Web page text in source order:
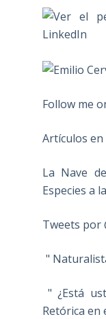
Follow me
Artículos en
La Nave
Especies a
Tweets por
"
" ¿Está
Retórica en